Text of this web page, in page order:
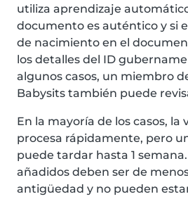
utiliza aprendizaje
documento es auténtico y si
de nacimiento en el
los detalles del ID
algunos casos, un miembro
Babysits también puede
En la mayoría de los casos, la
procesa rápidamente, pero
puede tardar hasta 1
añadidos deben ser de
antigüedad y no pueden